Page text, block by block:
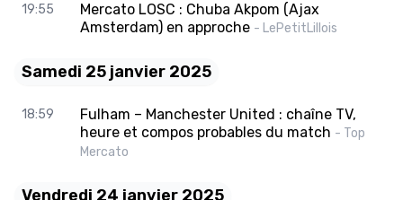
19:55
Mercato LOSC : Chuba Akpom (Ajax
Amsterdam) en approche - LePetitLillois
Samedi 25 janvier 2025
18:59
Fulham – Manchester United : chaîne TV,
heure et compos probables du match - Top
Mercato
Vendredi 24 janvier 2025